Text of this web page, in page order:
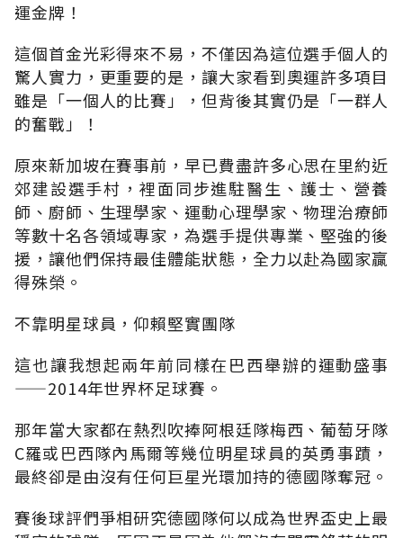
運金牌！
這個首金光彩得來不易，不僅因為這位選手個人的
驚人實力，更重要的是，讓大家看到奧運許多項目
雖是「一個人的比賽」，但背後其實仍是「一群人
的奮戰」！
原來新加坡在賽事前，早已費盡許多心思在里約近
郊建設選手村，裡面同步進駐醫生、護士、營養
師、廚師、生理學家、運動心理學家、物理治療師
等數十名各領域專家，為選手提供專業、堅強的後
援，讓他們保持最佳體能狀態，全力以赴為國家贏
得殊榮。
不靠明星球員，仰賴堅實團隊
這也讓我想起兩年前同樣在巴西舉辦的運動盛事
——2014年世界杯足球賽。
那年當大家都在熱烈吹捧阿根廷隊梅西、葡萄牙隊
C羅或巴西隊內馬爾等幾位明星球員的英勇事蹟，
最終卻是由沒有任何巨星光環加持的德國隊奪冠。
賽後球評們爭相研究德國隊何以成為世界盃史上最